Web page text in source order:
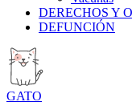
DERECHOS Y
DEFUNCIÓN
GATO